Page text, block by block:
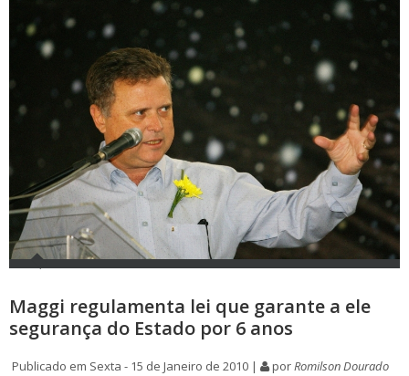
Maggi regulamenta lei que garante a ele
segurança do Estado por 6 anos
Publicado em Sexta - 15 de Janeiro de 2010 | porRomilson Dourado